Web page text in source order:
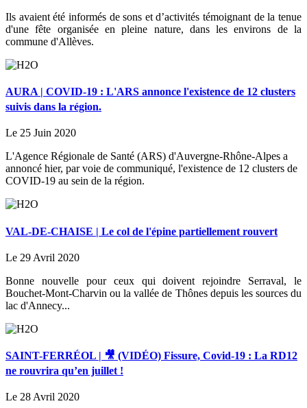
Ils avaient été informés de sons et d’activités témoignant de la tenue
d'une fête organisée en pleine nature, dans les environs de la
commune d'Allèves.
AURA | COVID-19 : L'ARS annonce l'existence de 12 clusters
suivis dans la région.
Le 25 Juin 2020
L'Agence Régionale de Santé (ARS) d'Auvergne-Rhône-Alpes a
annoncé hier, par voie de communiqué, l'existence de 12 clusters de
COVID-19 au sein de la région.
VAL-DE-CHAISE | Le col de l'épine partiellement rouvert
Le 29 Avril 2020
Bonne nouvelle pour ceux qui doivent rejoindre Serraval, le
Bouchet-Mont-Charvin ou la vallée de Thônes depuis les sources du
lac d'Annecy...
SAINT-FERRÉOL | 🎥 (VIDÉO) Fissure, Covid-19 : La RD12
ne rouvrira qu’en juillet !
Le 28 Avril 2020